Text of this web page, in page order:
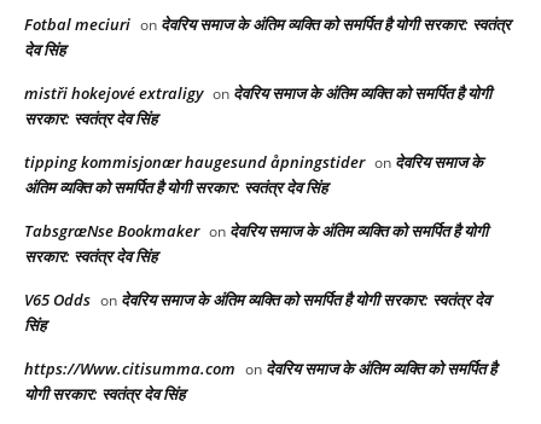
Fotbal meciuri on देवरिय समाज के अंतिम व्यक्ति को समर्पित है योगी सरकार: स्वतंत्र
देव सिंह
mistři hokejové extraligy on देवरिय समाज के अंतिम व्यक्ति को समर्पित है योगी
सरकार: स्वतंत्र देव सिंह
tipping kommisjonær haugesund åpningstider on देवरिय समाज के
अंतिम व्यक्ति को समर्पित है योगी सरकार: स्वतंत्र देव सिंह
TabsgræNse Bookmaker on देवरिय समाज के अंतिम व्यक्ति को समर्पित है योगी
सरकार: स्वतंत्र देव सिंह
V65 Odds on देवरिय समाज के अंतिम व्यक्ति को समर्पित है योगी सरकार: स्वतंत्र देव
सिंह
https://Www.citisumma.com on देवरिय समाज के अंतिम व्यक्ति को समर्पित है
योगी सरकार: स्वतंत्र देव सिंह